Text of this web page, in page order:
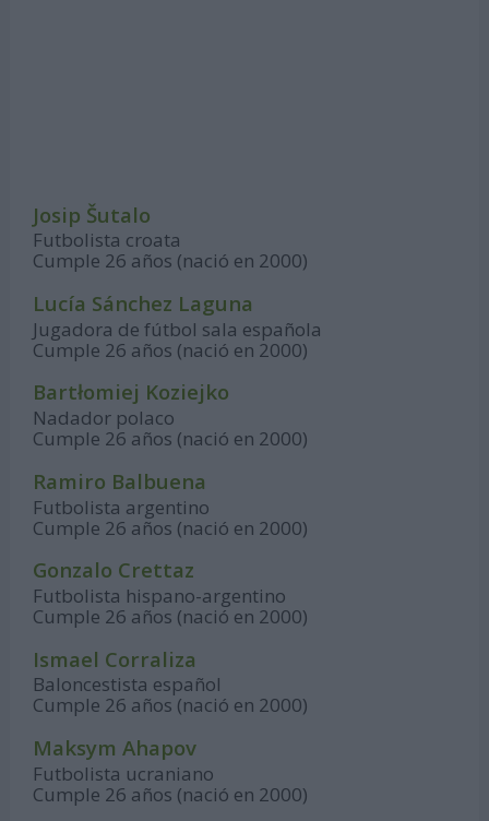
Josip Šutalo
Futbolista croata
Cumple 26 años (nació en 2000)
Lucía Sánchez Laguna
Jugadora de fútbol sala española
Cumple 26 años (nació en 2000)
Bartłomiej Koziejko
Nadador polaco
Cumple 26 años (nació en 2000)
Ramiro Balbuena
Futbolista argentino
Cumple 26 años (nació en 2000)
Gonzalo Crettaz
Futbolista hispano-argentino
Cumple 26 años (nació en 2000)
Ismael Corraliza
Baloncestista español
Cumple 26 años (nació en 2000)
Maksym Ahapov
Futbolista ucraniano
Cumple 26 años (nació en 2000)